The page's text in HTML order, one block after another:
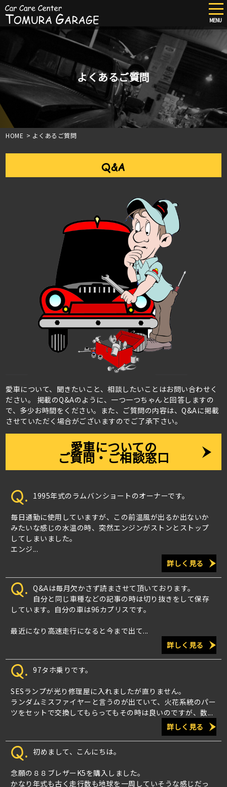
content
MENU
よくあるご質問
HOME > よくあるご質問
Q&A
愛車について、聞きたいこと、相談したいことはお問い合わせく
ださい。 掲載のQ&Aのように、一つ一つちゃんと回答しますの
で、多少お時間をください。また、ご質問の内容は、Q&Aに掲載
させていただく場合がございますのでご了承下さい。
愛車についての
ご質問・ご相談窓口
Q. 1995年式のラムバンショートのオーナーです。
毎日通勤に使用していますが、この前温風が出るか出ないか
みたいな感じの水温の時、突然エンジンがストンとストップ
してしまいました。
エンジ...
詳しく見る
Q. Q&Aは毎月欠かさず読まさせて頂いております。
自分と同じ車種などの記事の時は切り抜きをして保存
しています。自分の車は96カプリスです。
最近になり高速走行になると今まで出て...
詳しく見る
Q. 97タホ乗りです。
SESランプが光り修理屋に入れましたが直りません。
ランダムミスファイヤーと言うのが出ていて、火花系統のパー
ツをセットで交換してもらってもその時は良いのですが、数...
詳しく見る
Q. 初めまして、こんにちは。
念願の８８ブレザーK5を購入しました。
かなり年式も古く走行数も地球を一周していそうな感じだっ